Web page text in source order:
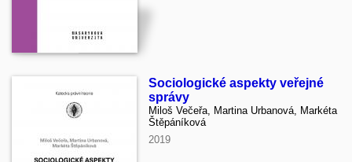
Sociologické aspekty veřejné
správy
Miloš Večeřa, Martina Urbanová, Markéta
Štěpáníková
2019